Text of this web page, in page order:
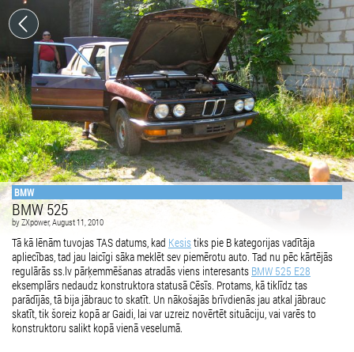
BMW
BMW 525
byZXpower, August 11, 2010
Tā kā lēnām tuvojas TAS datums, kad Kesistiks pie B kategorijas vadītāja
apliecības, tad jau laicīgi sāka meklēt sev piemērotu auto. Tad nu pēc kārtējās
regulārās ss.lv pārķemmēšanas atradās viens interesants BMW 525 E28
eksemplārs nedaudz konstruktora statusā Cēsīs. Protams, kā tiklīdz tas
parādījās, tā bija jābrauc to skatīt. Un nākošajās brīvdienās jau atkal jābrauc
skatīt, tik šoreiz kopā ar Gaidi, lai var uzreiz novērtēt situāciju, vai varēs to
konstruktoru salikt kopā vienā veselumā.